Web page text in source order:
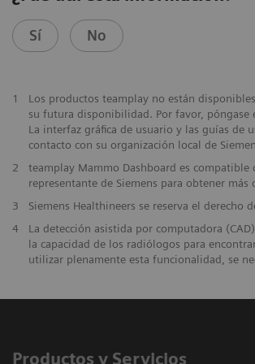
Sí No
1
Los productos teamplay no están
su futura disponibilidad. Por favor, póngase
La interfaz gráfica de usuario y las guías de
contacto con su organización local de
2
teamplay Mammo Dashboard es compatible
representante de Siemens para obtener más
3
Siemens Healthineers se reserva el
4
La detección asistida por computadora
la capacidad de los radiólogos para
utilizar plenamente esta funcionalidad, se
Productos y Servicios